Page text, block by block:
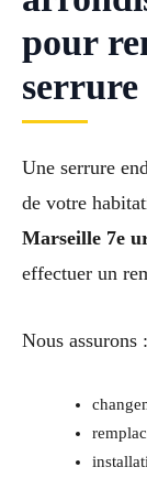
pour
serrure
Une serrure
de votre
Marseille 7e
effectuer un
Nous assurons :